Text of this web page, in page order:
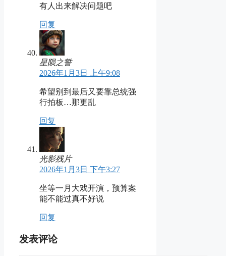
有人出来解决问题吧
回复
星陨之誓
2026年1月3日 上午9:08
希望别到最后又要靠总统强
行拍板…那更乱
回复
光影残片
2026年1月3日 下午3:27
坐等一月大戏开演，预算案
能不能过真不好说
回复
发表评论